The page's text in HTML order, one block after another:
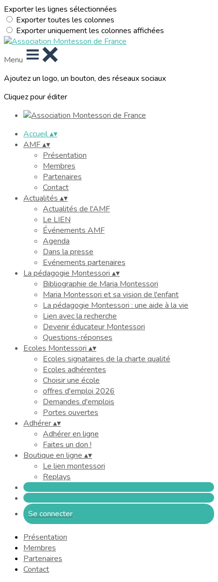
Exporter les lignes sélectionnées
Exporter toutes les colonnes
Exporter uniquement les colonnes affichées
Menu
Ajoutez un logo, un bouton, des réseaux sociaux
Cliquez pour éditer
Accueil▴▾
AMF▴▾
Présentation
Membres
Partenaires
Contact
Actualités ▴▾
Actualités de l'AMF
Le LIEN
Événements AMF
Agenda
Dans la presse
Evénements partenaires
La pédagogie Montessori ▴▾
Bibliographie de Maria Montessori
Maria Montessori et sa vision de l'enfant
La pédagogie Montessori : une aide à la vie
Lien avec la recherche
Devenir éducateur Montessori
Questions-réponses
Ecoles Montessori ▴▾
Ecoles signataires de la charte qualité
Ecoles adhérentes
Choisir une école
offres d'emploi 2026
Demandes d'emplois
Portes ouvertes
Adhérer▴▾
Adhérer en ligne
Faites un don !
Boutique en ligne ▴▾
Le lien montessori
Replays
Se connecter
Présentation
Membres
Partenaires
Contact